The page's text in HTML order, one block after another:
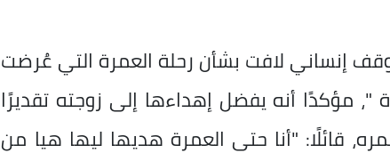
إنساني لافت بشأن رحلة العمرة التي عُرضت
مؤكدًا أنه يفضل إهداءها إلى زوجته تقديرًا
قائلًا: "أنا حتى العمرة هديها ليها هيا من